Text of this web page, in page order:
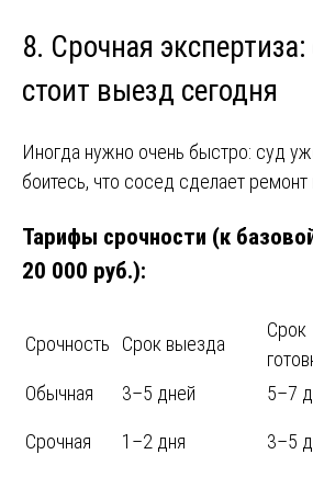
8. Срочная
стоит выезд сегодня
Иногда нужно очень быстро: суд
боитесь, что сосед сделает
Тарифы срочности (к
20 000 руб.):
Срочность Срок выезда
Срок
Обычная 3–5 дней 5–7
Срочная 1–2 дня 3–5